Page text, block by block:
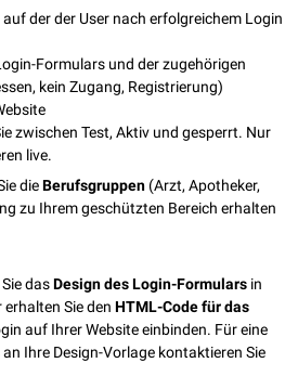
auf der der User nach erfolgreichem Login
Formulars und der zugehörigen
kein Zugang, Registrierung)
zwischen Test, Aktiv und gesperrt. Nur
live.
dieBerufsgruppen (Arzt, Apotheker,
zu Ihrem geschützten Bereich erhalten
dasDesign des Login-Formulars in
Sie den HTML-Code für das
auf Ihrer Website einbinden. Für eine
Ihre Design-Vorlage kontaktieren Sie